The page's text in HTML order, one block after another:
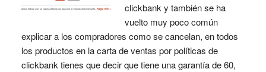
clickbank y también se ha
vuelto muy poco común
explicar a los compradores como se cancelan, en todos
los productos en la carta de ventas por políticas de
clickbank tienes que decir que tiene una garantía de 60,